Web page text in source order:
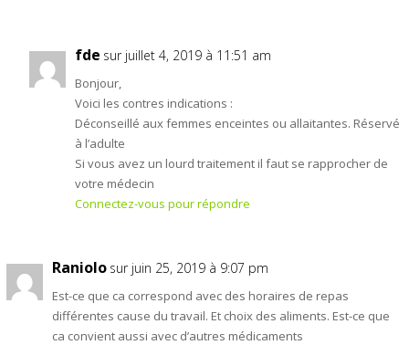
fde sur juillet 4, 2019 à 11:51 am
Bonjour,
Voici les contres indications :
Déconseillé aux femmes enceintes ou allaitantes. Réservé
à l’adulte
Si vous avez un lourd traitement il faut se rapprocher de
votre médecin
Connectez-vous pour répondre
Raniolo sur juin 25, 2019 à 9:07 pm
Est-ce que ca correspond avec des horaires de repas
différentes cause du travail. Et choix des aliments. Est-ce que
ca convient aussi avec d’autres médicaments